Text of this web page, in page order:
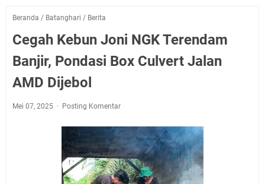
Beranda / Batanghari / Berita
Cegah Kebun Joni NGK Terendam
Banjir, Pondasi Box Culvert Jalan
AMD Dijebol
Mei 07, 2025 Posting Komentar